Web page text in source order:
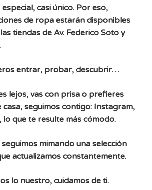
casi único. Por eso,
de ropa estarán disponibles
tiendas de Av. Federico Soto y
entrar, probar, descubrir…
lejos, vas con prisa o prefieres
seguimos contigo: Instagram,
lo que te resulte más cómodo.
seguimos mimando una selección
actualizamos constantemente.
lo nuestro, cuidamos de ti.